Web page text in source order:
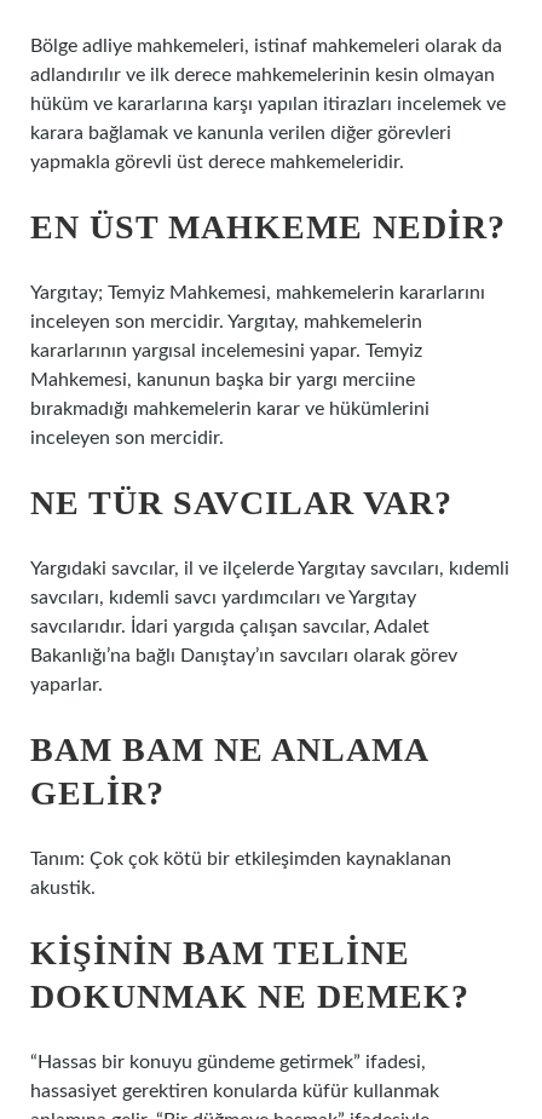
Bölge adliye mahkemeleri, istinaf mahkemeleri olarak da
adlandırılır ve ilk derece mahkemelerinin kesin olmayan
hüküm ve kararlarına karşı yapılan itirazları incelemek ve
karara bağlamak ve kanunla verilen diğer görevleri
yapmakla görevli üst derece mahkemeleridir.
EN ÜST MAHKEME NEDIR?
Yargıtay; Temyiz Mahkemesi, mahkemelerin kararlarını
inceleyen son mercidir. Yargıtay, mahkemelerin
kararlarının yargısal incelemesini yapar. Temyiz
Mahkemesi, kanunun başka bir yargı merciine
bırakmadığı mahkemelerin karar ve hükümlerini
inceleyen son mercidir.
NE TÜR SAVCILAR VAR?
Yargıdaki savcılar, il ve ilçelerde Yargıtay savcıları, kıdemli
savcıları, kıdemli savcı yardımcıları ve Yargıtay
savcılarıdır. İdari yargıda çalışan savcılar, Adalet
Bakanlığı’na bağlı Danıştay’ın savcıları olarak görev
yaparlar.
BAM BAM NE ANLAMA
GELIR?
Tanım: Çok çok kötü bir etkileşimden kaynaklanan
akustik.
KIŞININ BAM TELINE
DOKUNMAK NE DEMEK?
“Hassas bir konuyu gündeme getirmek” ifadesi,
hassasiyet gerektiren konularda küfür kullanmak